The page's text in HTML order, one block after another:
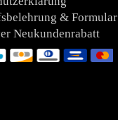
& Formular
Neukundenrabatt